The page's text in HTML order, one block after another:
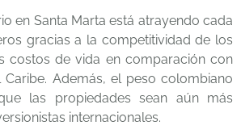
en Santa Marta está atrayendo cada
gracias a la competitividad de los
costos de vida en comparación con
Además, el peso colombiano
las propiedades sean aún más
internacionales.